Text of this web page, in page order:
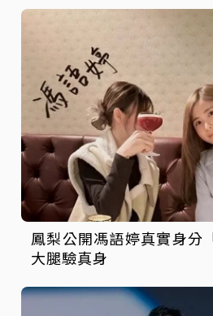
鳳梨公開馮語婷真實身分「是
大腿驗真身